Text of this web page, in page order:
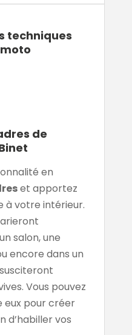
techniques
de
en
et apportez
à votre intérieur.
salon, une
encore dans un
Vous pouvez
eux pour créer
d’habiller vos